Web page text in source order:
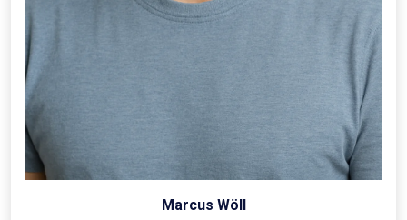
Marcus Wöll